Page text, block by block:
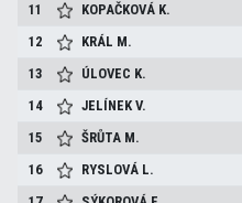
11
KOPAČKOVÁ K.
12
KRÁL M.
13
ÚLOVEC K.
14
JELÍNEKV.
15
ŠRŮTA M.
16
RYSLOVÁ L.